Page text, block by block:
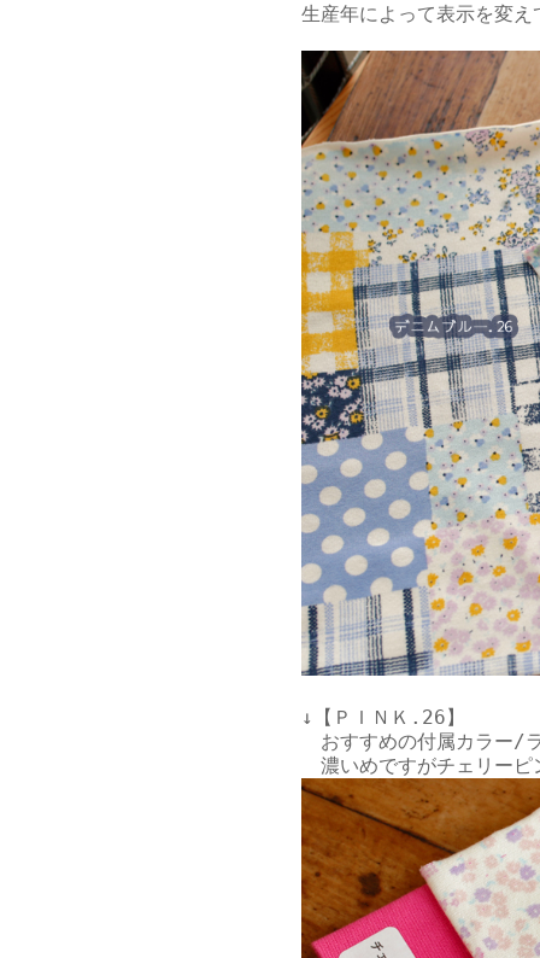
生産年によって表示を変
↓【ＰＩＮＫ.26】
おすすめの付属カラー/